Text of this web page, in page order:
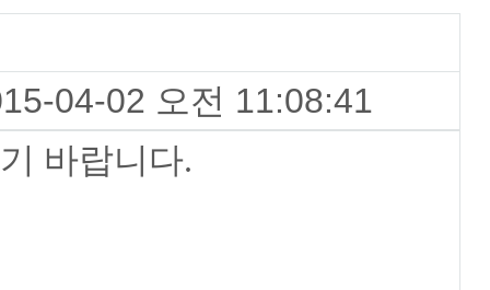
04-02 오전 11:08:41
바랍니다.